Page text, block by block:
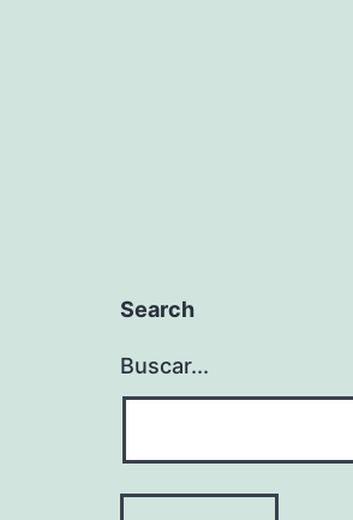
Search
Buscar...